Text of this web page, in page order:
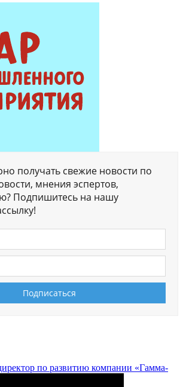
получать свежие новости по
мнения эспертов,
Подпишитесь на нашу
по развитию компании «Гамма-